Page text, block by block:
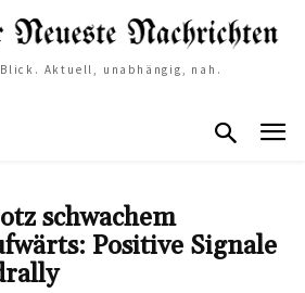
Aktuell, unabhängig, nah.
schwachem
Positive Signale